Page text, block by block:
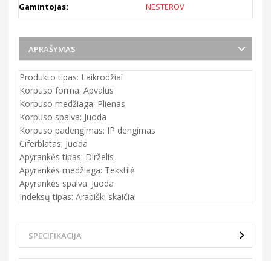
Gamintojas: NESTEROV
APRAŠYMAS
Produkto tipas: Laikrodžiai
Korpuso forma: Apvalus
Korpuso medžiaga: Plienas
Korpuso spalva: Juoda
Korpuso padengimas: IP dengimas
Ciferblatas: Juoda
Apyrankės tipas: Dirželis
Apyrankės medžiaga: Tekstilė
Apyrankės spalva: Juoda
Indeksų tipas: Arabiški skaičiai
SPECIFIKACIJA